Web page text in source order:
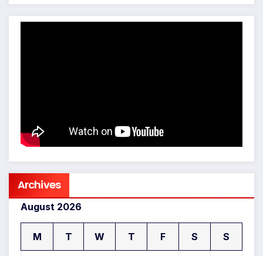
Archives
August 2026
M T W T F S S